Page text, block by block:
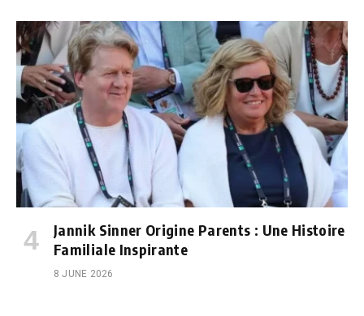
Jannik Sinner Origine Parents : Une Histoire
Familiale Inspirante
8 JUNE 2026